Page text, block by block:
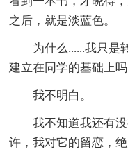
之后，就是淡蓝色。
为什么......我只是
建立在同学的基础上吗
我不明白。
我不知道我还有
许，我对它的留恋，